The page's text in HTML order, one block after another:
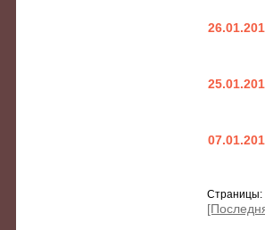
Страницы: